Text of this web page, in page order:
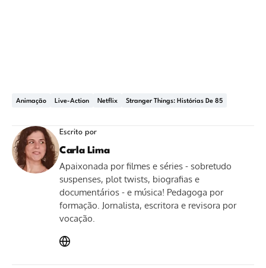
Animação Live-Action Netflix Stranger Things: Histórias De 85
Escrito por
Carla Lima
Apaixonada por filmes e séries - sobretudo
suspenses, plot twists, biografias e
documentários - e música! Pedagoga por
formação. Jornalista, escritora e revisora por
vocação.